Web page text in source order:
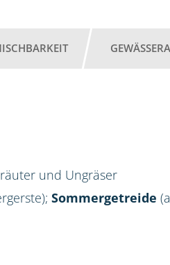
und Ungräser
Sommergetreide